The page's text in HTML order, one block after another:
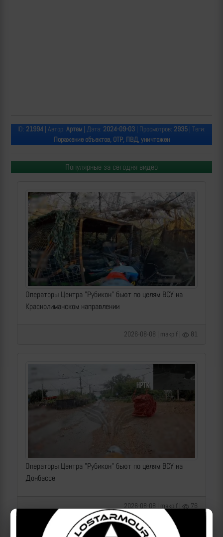
ID: 21994 | Автор: Артем | Дата: 2024-09-03 | Просмотров: 2935 | Теги:
Поражение объектов, ОТР, ПВД, уничтожен
Популярные за сегодня видео
Операторы Центра "Рубикон" бьют по целям ВСУ на
Краснолиманском направлении
2026-08-08 | makpif | 81
Операторы Центра "Рубикон" бьют по целям ВСУ на
Донбассе
2026-08-08 | makpif | 76